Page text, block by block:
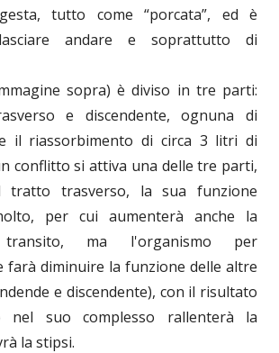
tutto come “porcata”, ed è
andare e soprattutto di
sopra) è diviso in tre parti:
e discendente, ognuna di
il riassorbimento di circa 3 litri di
conflitto si attiva una delle tre parti,
tratto trasverso, la sua funzione
per cui aumenterà anche la
ma l'organismo per
farà diminuire la funzione delle altre
e discendente), con il risultato
nel suo complesso rallenterà la
la stipsi.